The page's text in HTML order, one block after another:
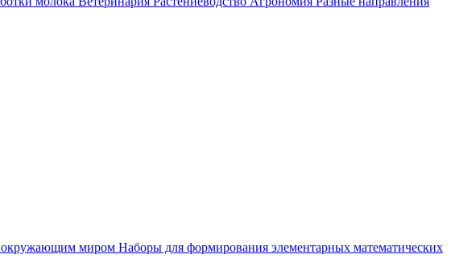
окружающим миром Наборы для формирования элементарных математических